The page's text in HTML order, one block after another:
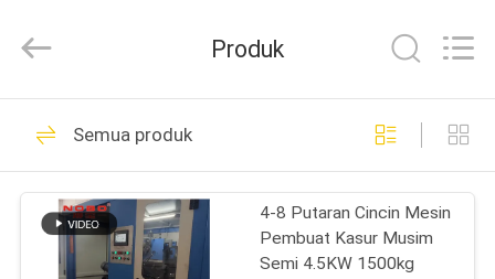
RUMAH
PRODUK
TENTANG
Rights
by
Lini Produksi Kasur
77
Produk
Semua produk
4-8 Putaran Cincin Mesin
Pembuat Kasur Musim
Semi 4.5KW 1500kg